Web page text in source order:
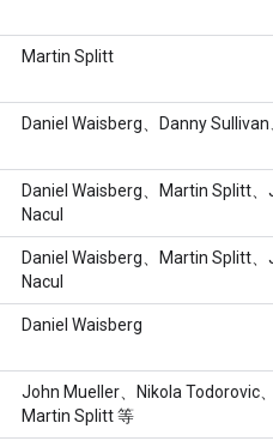
Martin Splitt
Daniel Waisberg、Danny
Daniel Waisberg、Martin Splitt
Nacul
Daniel Waisberg、Martin Splitt
Nacul
Daniel Waisberg
John Mueller、Nikola Todorovic
Martin Splitt 等